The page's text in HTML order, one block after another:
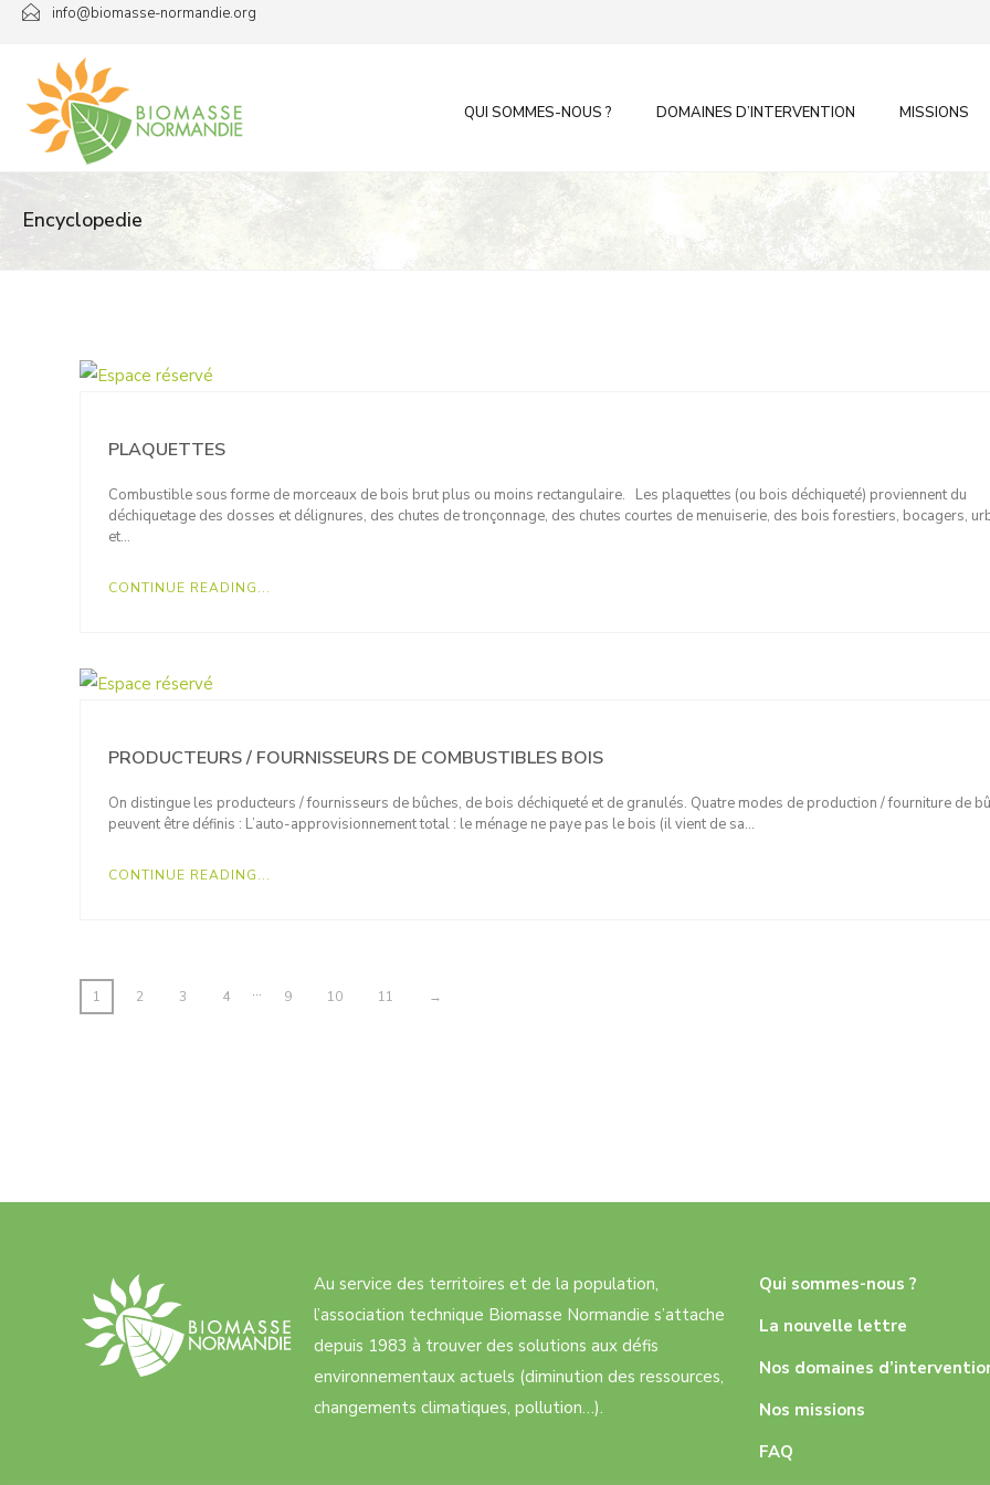
Passer
contenu
info@biomasse-normandie.org
QUI SOMMES-NOUS ? DOMAINES D’INTERVENTION MISSIONS
Encyclopedie
PLAQUETTES
Combustible sous forme de morceaux de bois brut plus ou moins rectangulaire. Les plaquettes (ou bois déchiqueté) proviennent du
déchiquetage des dosses et délignures, des chutes de tronçonnage, des chutes courtes de menuiserie, des bois forestiers, bocagers,
et…
CONTINUE READING...
PRODUCTEURS / FOURNISSEURS DE COMBUSTIBLES BOIS
On distingue les producteurs / fournisseurs de bûches, de bois déchiqueté et de granulés. Quatre modes de production / fourniture de
peuvent être définis : L’auto-approvisionnement total : le ménage ne paye pas le bois (il vient de sa…
CONTINUE READING...
1 2 3 4 … 9 10 11 →
Au service des territoires et de la population,
l’association technique Biomasse Normandie s’attache
depuis 1983 à trouver des solutions aux défis
environnementaux actuels (diminution des ressources,
changements climatiques, pollution…).
Qui sommes-nous ?
La nouvelle lettre
Nos domaines
Nos missions
FAQ